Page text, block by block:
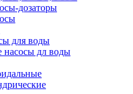
дозаторы
для воды
дл воды